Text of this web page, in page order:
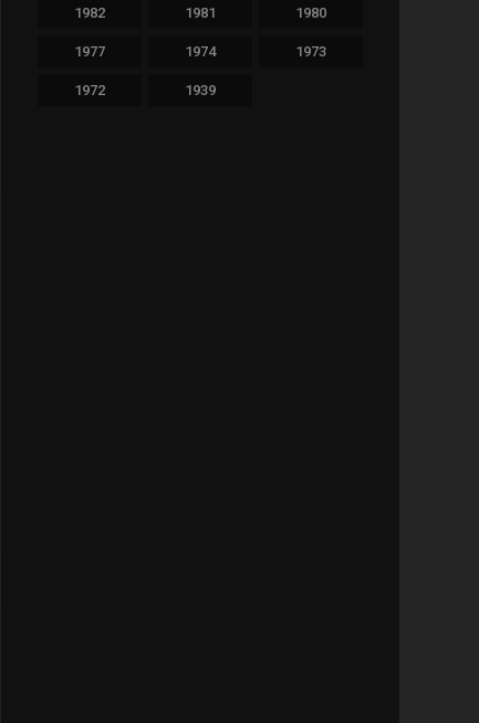
War
Western
1982 1981 1980
1977 1974 1973
1972 1939